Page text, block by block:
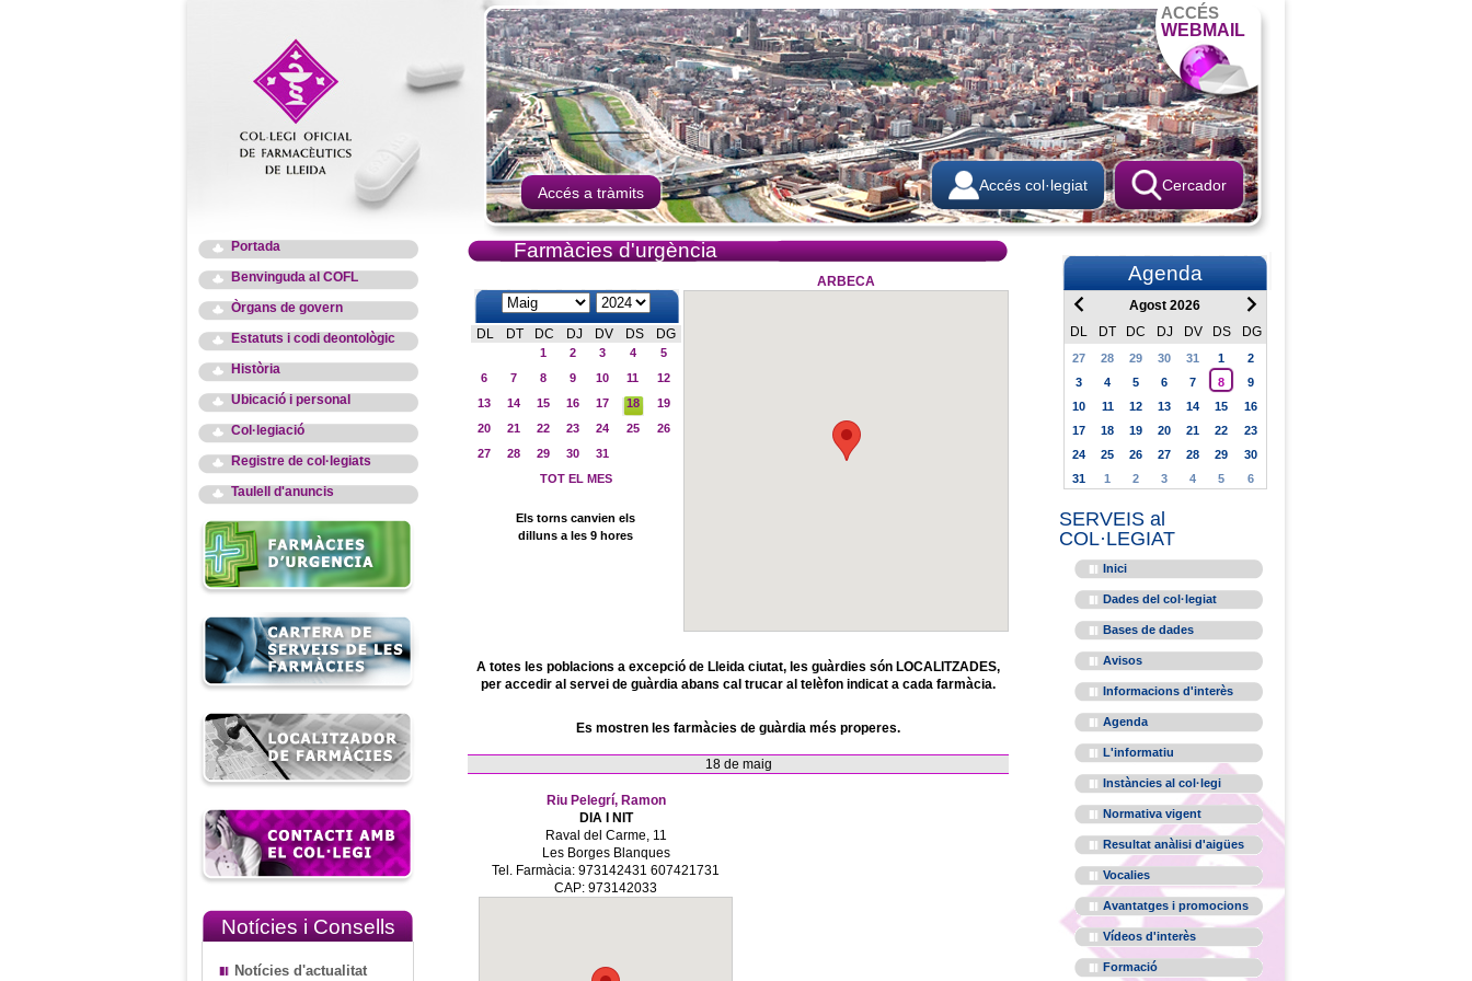
ACCÉS
WEBMAIL
Accés a tràmits Cercador
Accés col·legiat
Portada
Benvinguda al COFL
Òrgans de govern
Estatuts i codi deontològic
Història
Ubicació i personal
Col·legiació
Registre de col·legiats
Taulell d'anuncis
Notícies i Consells
Notícies d'actualitat
Farmàcies d'urgència
DL DT DC DJ DV DS DG
1 2 3 4
5
6
7 8 9 10 11
12
13
14 15 16 17 18
19
20
21 22 23 24 25
26
27
28 29 30
31
TOT EL MES
Els torns canvien els
dilluns a les 9 hores
ARBECA
A totes les poblacions a excepció de Lleida ciutat, les guàrdies són LOCALITZADES,
per accedir al servei de guàrdia abans cal trucar al telèfon indicat a cada farmàcia.
Es mostren les farmàcies de guàrdia més properes.
18 de maig
Riu Pelegrí, Ramon
DIA I NIT
Raval del Carme, 11
Les Borges Blanques
Tel. Farmàcia: 973142431 607421731
CAP: 973142033
Agenda
Agost 2026
DL
DT DC DJ DV DS DG
27 28 29 30 31 1
2
3
4 5 6 7 8
9
10
11 12 13 14 15
16
17
18 19 20 21 22
23
24
25 26 27 28 29
30
31
1 2 3 4 5 6
SERVEIS al
COL·LEGIAT
Inici
Dades del col·legiat
Bases de dades
Avisos
Informacions d'interès
Agenda
L'informatiu
Instàncies al col·legi
Normativa vigent
Resultat anàlisi d'aigües
Vocalies
Avantatges i promocions
Vídeos d'interès
Formació